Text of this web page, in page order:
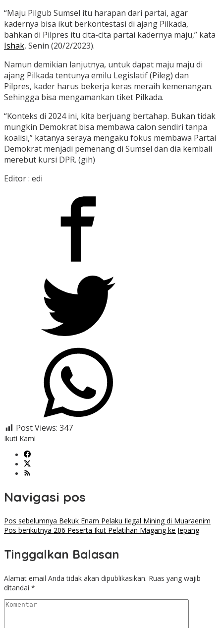
“Maju Pilgub Sumsel itu harapan dari partai, agar
kadernya bisa ikut berkontestasi di ajang Pilkada,
bahkan di Pilpres itu cita-cita partai kadernya maju,” kata
Ishak, Senin (20/2/2023).
Namun demikian lanjutnya, untuk dapat maju maju di
ajang Pilkada tentunya emilu Legislatif (Pileg) dan
Pilpres, kader harus bekerja keras meraih kemenangan.
Sehingga bisa mengamankan tiket Pilkada.
“Konteks di 2024 ini, kita berjuang bertahap. Bukan tidak
mungkin Demokrat bisa membawa calon sendiri tanpa
koalisi,” katanya seraya mengaku fokus membawa Partai
Demokrat menjadi pemenang di Sumsel dan dia kembali
merebut kursi DPR. (gih)
Editor : edi
Post Views: 347
Ikuti Kami
Navigasi pos
Pos sebelumnya Bekuk Enam Pelaku Ilegal Mining di Muaraenim
Pos berikutnya 206 Peserta Ikut Pelatihan Magang ke Jepang
Tinggalkan Balasan
Alamat email Anda tidak akan dipublikasikan. Ruas yang wajib
ditandai *